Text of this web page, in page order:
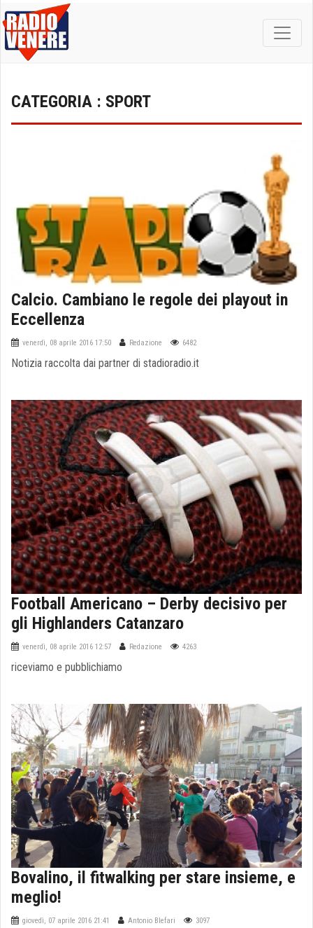
CATEGORIA : SPORT
Calcio. Cambiano le regole dei playout in
Eccellenza
venerdì, 08 aprile 2016 17:50 Redazione 6482
Notizia raccolta dai partner di stadioradio.it
Football Americano – Derby decisivo per
gli Highlanders Catanzaro
venerdì, 08 aprile 2016 12:57 Redazione 4263
riceviamo e pubblichiamo
Bovalino, il fitwalking per stare insieme, e
meglio!
giovedì, 07 aprile 2016 21:41 Antonio Blefari 3097